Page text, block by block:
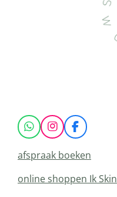
W
h
a
t
s
A
I
n
s
t
a
g
F
a
c
e
o
afspraak boeken
online shoppen Ik Skin